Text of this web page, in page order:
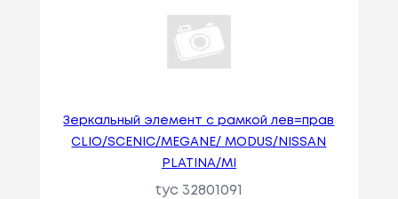
Зеркальный элемент с рамкой лев=прав
CLIO/SCENIC/MEGANE/ MODUS/NISSAN
PLATINA/MI
tyc 32801091